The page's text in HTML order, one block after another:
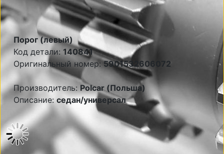
Порог (левый)
Код детали: 140841
Оригинальный номер:5901532606072
Производитель:Polcar (Польша)
Описание: седан/универсал